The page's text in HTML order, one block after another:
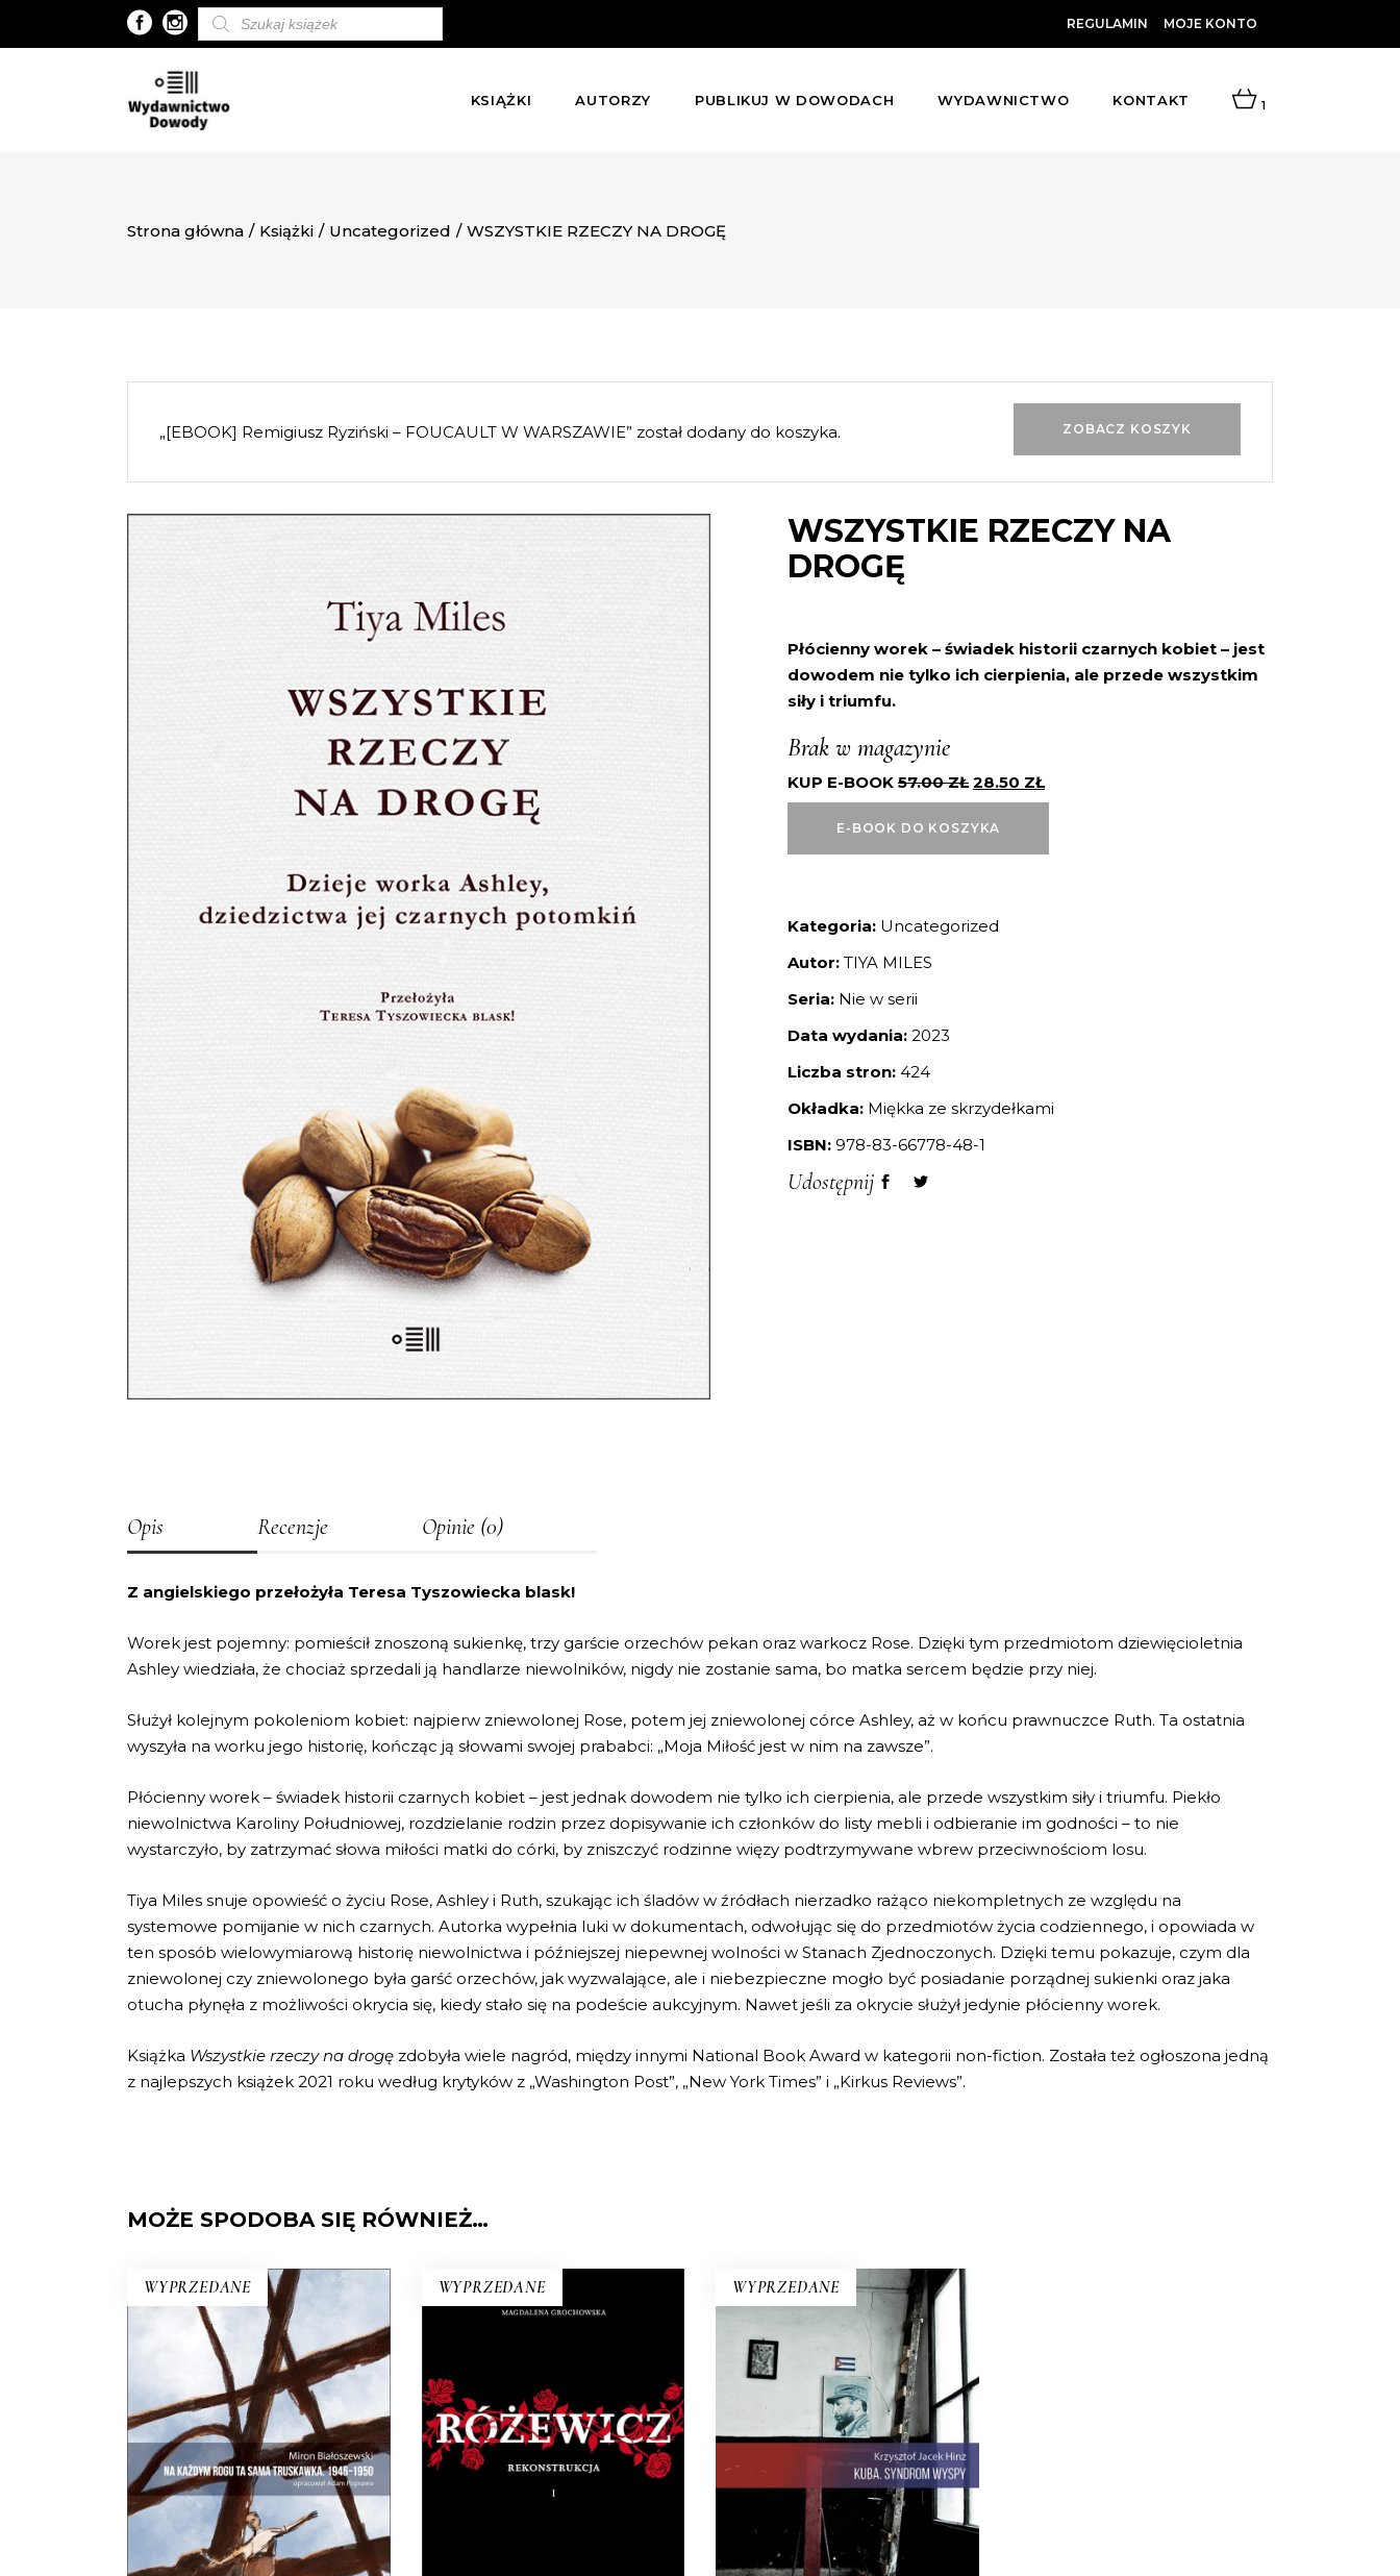
Wyszukiwarka
produktów
REGULAMIN MOJE KONTO
KSIĄŻKI AUTORZY PUBLIKUJ W DOWODACH WYDAWNICTWO KONTAKT 1
Strona główna / Książki / Uncategorized / WSZYSTKIE RZECZY NA DROGĘ
ZOBACZ KOSZYK
„[EBOOK] Remigiusz Ryziński – FOUCAULT W WARSZAWIE” został dodany do koszyka.
WSZYSTKIE RZECZY NA
DROGĘ
Płócienny worek – świadek historii czarnych kobiet – jest
dowodem nie tylko ich cierpienia, ale przede wszystkim
siły i triumfu.
Brak w magazynie
KUP E-BOOK 57.00ZŁ 28.50 ZŁ
E-BOOK DO KOSZYKA
Kategoria: Uncategorized
Autor: TIYA MILES
Seria: Nie w serii
Data wydania: 2023
Liczba stron: 424
Okładka: Miękka ze skrzydełkami
ISBN: 978-83-66778-48-1
Udostępnij
Opis Recenzje Opinie (0)
Z angielskiego przełożyła Teresa Tyszowiecka blask!
Worek jest pojemny: pomieścił znoszoną sukienkę, trzy garście orzechów pekan oraz warkocz Rose. Dzięki tym przedmiotom dziewięcioletnia
Ashley wiedziała, że chociaż sprzedali ją handlarze niewolników, nigdy nie zostanie sama, bo matka sercem będzie przy niej.
Służył kolejnym pokoleniom kobiet: najpierw zniewolonej Rose, potem jej zniewolonej córce Ashley, aż w końcu prawnuczce Ruth. Ta ostatnia
wyszyła na worku jego historię, kończąc ją słowami swojej prababci: „Moja Miłość jest w nim na zawsze”.
Płócienny worek – świadek historii czarnych kobiet – jest jednak dowodem nie tylko ich cierpienia, ale przede wszystkim siły i triumfu. Piekło
niewolnictwa Karoliny Południowej, rozdzielanie rodzin przez dopisywanie ich członków do listy mebli i odbieranie im godności – to nie
wystarczyło, by zatrzymać słowa miłości matki do córki, by zniszczyć rodzinne więzy podtrzymywane wbrew przeciwnościom losu.
Tiya Miles snuje opowieść o życiu Rose, Ashley i Ruth, szukając ich śladów w źródłach nierzadko rażąco niekompletnych ze względu na
systemowe pomijanie w nich czarnych. Autorka wypełnia luki w dokumentach, odwołując się do przedmiotów życia codziennego, i opowiada w
ten sposób wielowymiarową historię niewolnictwa i późniejszej niepewnej wolności w Stanach Zjednoczonych. Dzięki temu pokazuje, czym dla
zniewolonej czy zniewolonego była garść orzechów, jak wyzwalające, ale i niebezpieczne mogło być posiadanie porządnej sukienki oraz jaka
otucha płynęła z możliwości okrycia się, kiedy stało się na podeście aukcyjnym. Nawet jeśli za okrycie służył jedynie płócienny worek.
Książka Wszystkie rzeczy na drogę ­zdobyła wiele nagród, między innymi National Book Award w kategorii non-fiction. Została też ogłoszona jedną
z najlepszych książek 2021 roku według krytyków z „Washington Post”, „New York Times” i „Kirkus Reviews”.
MOŻE SPODOBA SIĘ RÓWNIEŻ…
WYPRZEDANE
NA KAŻDYM ROGU TA
SAMA TRUSKAWKA
Zupełnie nowe miasto. Jakaś
inna Warszawa na starych
śmieciach. Skąd się wzięła?
50.00zł 25.00zł
WYPRZEDANE
REKONSTRUKCJA (tom 1)
Na pytanie: „Kim jesteś?”,
Tadeusz Różewicz odpowiedział
przed laty: „Kto mnie uważnie
WYPRZEDANE
KUBA. SYNDROM WYSPY
Rewolucja i dysydenci, Kubanki
walczące o podpaski i
Kubańczycy, którzy obrażają
rewolucję szortami i sandałami.
Jest tu dawna świetność
Hawany, są prosięta hodowane w
wannach i jest krowa – bohaterka
rewolucji.